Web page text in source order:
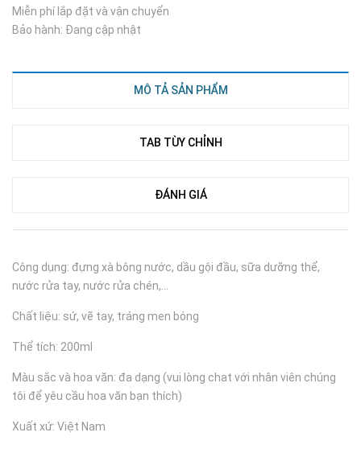
Miễn phí lắp đặt và vận chuyển
Bảo hành: Đang cập nhật
MÔ TẢ SẢN PHẨM
TAB TÙY CHỈNH
ĐÁNH GIÁ
Công dụng: đựng xà bông nước, dầu gội đầu, sữa dưỡng thể,
nước rửa tay, nước rửa chén,...
Chất liệu: sứ, vẽ tay, tráng men bóng
Thể tích: 200ml
Màu sắc và hoa văn: đa dạng (vui lòng chat với nhân viên chúng
tôi để yêu cầu hoa văn bạn thích)
Xuất xứ: Việt Nam